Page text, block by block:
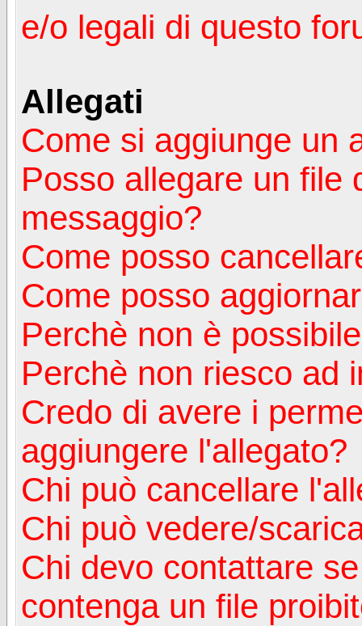
e/o legali di questo
Allegati
Come si aggiunge un
Posso allegare un file
messaggio?
Come posso
Come posso
Perchè non è
Perchè non riesco ad
Credo di avere i
aggiungere l'allegato?
Chi può cancellare
Chi può vedere/
Chi devo contattare
contenga un file